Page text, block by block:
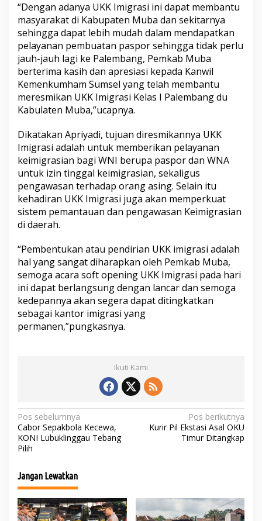
“Dengan adanya UKK Imigrasi ini dapat membantu
masyarakat di Kabupaten Muba dan sekitarnya
sehingga dapat lebih mudah dalam mendapatkan
pelayanan pembuatan paspor sehingga tidak perlu
jauh-jauh lagi ke Palembang, Pemkab Muba
berterima kasih dan apresiasi kepada Kanwil
Kemenkumham Sumsel yang telah membantu
meresmikan UKK Imigrasi Kelas I Palembang du
Kabulaten Muba,”ucapnya.
Dikatakan Apriyadi, tujuan diresmikannya UKK
Imigrasi adalah untuk memberikan pelayanan
keimigrasian bagi WNI berupa paspor dan WNA
untuk izin tinggal keimigrasian, sekaligus
pengawasan terhadap orang asing. Selain itu
kehadiran UKK Imigrasi juga akan memperkuat
sistem pemantauan dan pengawasan Keimigrasian
di daerah.
“Pembentukan atau pendirian UKK imigrasi adalah
hal yang sangat diharapkan oleh Pemkab Muba,
semoga acara soft opening UKK Imigrasi pada hari
ini dapat berlangsung dengan lancar dan semoga
kedepannya akan segera dapat ditingkatkan
sebagai kantor imigrasi yang
permanen,”pungkasnya.
Ikuti Kami
N
a
v
i
g
a
Pos sebelumnya
Cabor Sepakbola Kecewa,
KONI Lubuklinggau Tebang
Pilih
Pos berikutnya
Kurir Pil Ekstasi Asal OKU
Timur Ditangkap
Jangan Lewatkan